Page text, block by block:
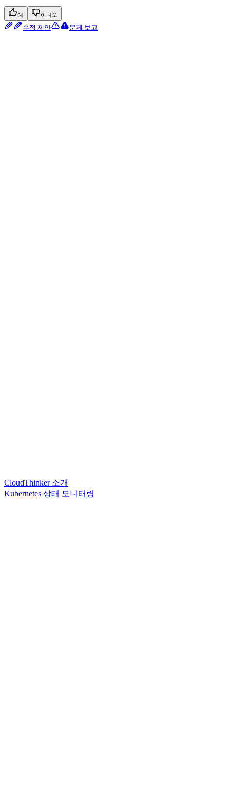
예 아니오
수정 제안 문제 보고
CloudThinker 소개
Kubernetes 상태 모니터링